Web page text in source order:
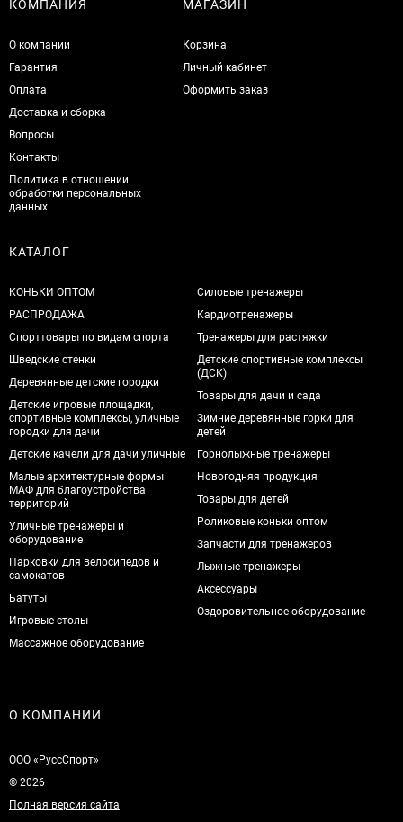
КОМПАНИЯ
О компании
Гарантия
Оплата
Доставка и сборка
Вопросы
Контакты
Политика в отношении
обработки персональных
данных
МАГАЗИН
Корзина
Личный кабинет
Оформить заказ
КАТАЛОГ
КОНЬКИ ОПТОМ
РАСПРОДАЖА
Спорттовары по видам спорта
Шведские стенки
Деревянные детские городки
Детские игровые площадки,
спортивные комплексы, уличные
городки для дачи
Детские качели для дачи уличные
Малые архитектурные формы
МАФ для благоустройства
территорий
Уличные тренажеры и
оборудование
Парковки для велосипедов и
самокатов
Батуты
Игровые столы
Массажное оборудование
Силовые тренажеры
Кардиотренажеры
Тренажеры для растяжки
Детские спортивные комплексы
(ДСК)
Товары для дачи и сада
Зимние деревянные горки для
детей
Горнолыжные тренажеры
Новогодняя продукция
Товары для детей
Роликовые коньки оптом
Запчасти для тренажеров
Лыжные тренажеры
Аксессуары
Оздоровительное оборудование
О КОМПАНИИ
ООО «РуссСпорт»
© 2026
Полная версия сайта